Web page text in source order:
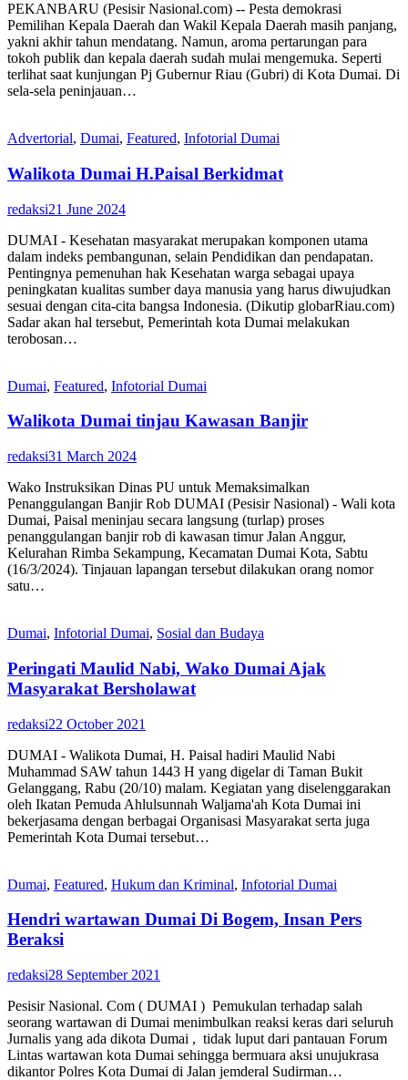
PEKANBARU (Pesisir Nasional.com) -- Pesta demokrasi
Pemilihan Kepala Daerah dan Wakil Kepala Daerah masih panjang,
yakni akhir tahun mendatang. Namun, aroma pertarungan para
tokoh publik dan kepala daerah sudah mulai mengemuka. Seperti
terlihat saat kunjungan Pj Gubernur Riau (Gubri) di Kota Dumai. Di
sela-sela peninjauan…
Advertorial, Dumai, Featured, Infotorial Dumai
Walikota Dumai H.Paisal Berkidmat
redaksi21 June 2024
DUMAI - Kesehatan masyarakat merupakan komponen utama
dalam indeks pembangunan, selain Pendidikan dan pendapatan.
Pentingnya pemenuhan hak Kesehatan warga sebagai upaya
peningkatan kualitas sumber daya manusia yang harus diwujudkan
sesuai dengan cita-cita bangsa Indonesia. (Dikutip globarRiau.com)
Sadar akan hal tersebut, Pemerintah kota Dumai melakukan
terobosan…
Dumai, Featured, Infotorial Dumai
Walikota Dumai tinjau Kawasan Banjir
redaksi31 March 2024
Wako Instruksikan Dinas PU untuk Memaksimalkan
Penanggulangan Banjir Rob DUMAI (Pesisir Nasional) - Wali kota
Dumai, Paisal meninjau secara langsung (turlap) proses
penanggulangan banjir rob di kawasan timur Jalan Anggur,
Kelurahan Rimba Sekampung, Kecamatan Dumai Kota, Sabtu
(16/3/2024). Tinjauan lapangan tersebut dilakukan orang nomor
satu…
Dumai, Infotorial Dumai, Sosial dan Budaya
Peringati Maulid Nabi, Wako Dumai Ajak
Masyarakat Bersholawat
redaksi22 October 2021
DUMAI - Walikota Dumai, H. Paisal hadiri Maulid Nabi
Muhammad SAW tahun 1443 H yang digelar di Taman Bukit
Gelanggang, Rabu (20/10) malam. Kegiatan yang diselenggarakan
oleh Ikatan Pemuda Ahlulsunnah Waljama'ah Kota Dumai ini
bekerjasama dengan berbagai Organisasi Masyarakat serta juga
Pemerintah Kota Dumai tersebut…
Dumai, Featured, Hukum dan Kriminal, Infotorial Dumai
Hendri wartawan Dumai Di Bogem, Insan Pers
Beraksi
redaksi28 September 2021
Pesisir Nasional. Com ( DUMAI ) Pemukulan terhadap salah
seorang wartawan di Dumai menimbulkan reaksi keras dari seluruh
Jurnalis yang ada dikota Dumai , tidak luput dari pantauan Forum
Lintas wartawan kota Dumai sehingga bermuara aksi unujukrasa
dikantor Polres Kota Dumai di Jalan jemderal Sudirman…